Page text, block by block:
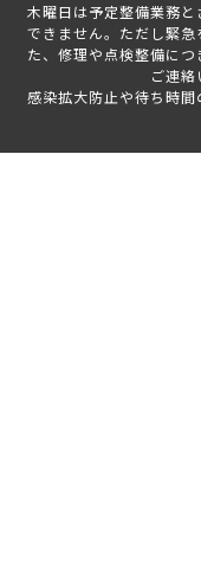
木曜日は予定整備業務
できません。ただし緊
た、修理や点検整備に
ご連絡
感染拡大防止や待ち時